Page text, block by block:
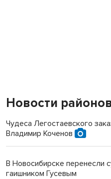
Новости
Чудеса Легостаевского
Владимир Коченов
В Новосибирске перенесли
гаишником Гусевым